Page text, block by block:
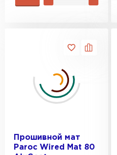
Прошивной мат
Paroc Wired Mat 80